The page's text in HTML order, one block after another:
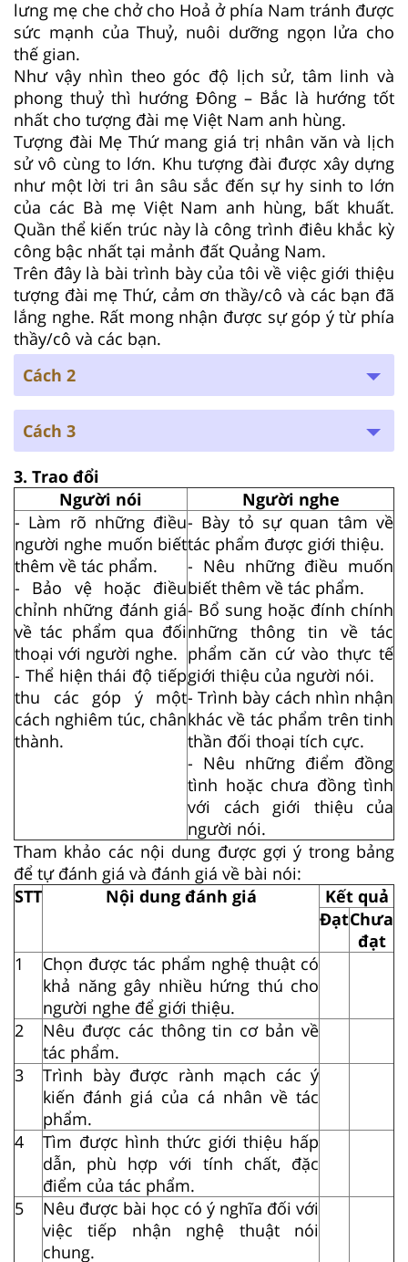
lưng mẹ che chở cho Hoả ở phía Nam tránh được
sức mạnh của Thuỷ, nuôi dưỡng ngọn lửa cho
thế gian.
Như vậy nhìn theo góc độ lịch sử, tâm linh và
phong thuỷ thì hướng Đông – Bắc là hướng tốt
nhất cho tượng đài mẹ Việt Nam anh hùng.
Tượng đài Mẹ Thứ mang giá trị nhân văn và lịch
sử vô cùng to lớn. Khu tượng đài được xây dựng
như một lời tri ân sâu sắc đến sự hy sinh to lớn
của các Bà mẹ Việt Nam anh hùng, bất khuất.
Quần thể kiến trúc này là công trình điêu khắc kỳ
công bậc nhất tại mảnh đất Quảng Nam.
Trên đây là bài trình bày của tôi về việc giới thiệu
tượng đài mẹ Thứ, cảm ơn thầy/cô và các bạn đã
lắng nghe. Rất mong nhận được sự góp ý từ phía
thầy/cô và các bạn.
Cách 2
Cách 3
3. Trao đổi
Người nói
Người nghe
- Làm rõ những điều
người nghe muốn biết
thêm về tác phẩm.
- Bảo vệ hoặc điều
chỉnh những đánh giá
về tác phẩm qua đối
thoại với người nghe.
- Thể hiện thái độ tiếp
thu các góp ý một
cách nghiêm túc, chân
thành.
- Bày tỏ sự quan tâm về
tác phẩm được giới thiệu.
- Nêu những điều muốn
biết thêm về tác phẩm.
- Bổ sung hoặc đính chính
những thông tin về tác
phẩm căn cứ vào thực tế
giới thiệu của người nói.
- Trình bày cách nhìn nhận
khác về tác phẩm trên tinh
thần đối thoại tích cực.
- Nêu những điểm đồng
tình hoặc chưa đồng tình
với cách giới thiệu của
người nói.
Tham khảo các nội dung được gợi ý trong bảng
để tự đánh giá và đánh giá về bài nói:
STT
Nội dung đánh giá
Kết quả
ĐạtChưa
đạt
1
Chọn được tác phẩm nghệ thuật có
khả năng gây nhiều hứng thú cho
người nghe để giới thiệu.
2
Nêu được các thông tin cơ bản về
tác phẩm.
3
Trình bày được rành mạch các ý
kiến đánh giá của cá nhân về tác
phẩm.
4
Tìm được hình thức giới thiệu hấp
dẫn, phù hợp với tính chất, đặc
điểm của tác phẩm.
5
Nêu được bài học có ý nghĩa đối với
việc tiếp nhận nghệ thuật nói
chung.